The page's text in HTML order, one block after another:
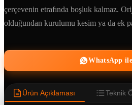
çerçevenin etrafında boşluk kalmaz.
olduğundan kurulumu kesim ya da ek
WhatsApp
Ürün Açıklaması Teknik